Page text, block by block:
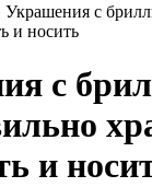
Украшения с
и носить
с
и